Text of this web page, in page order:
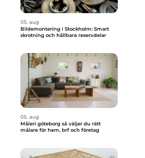
05. aug
Bildemontering i Stockholm: Smart
skrotning och hållbara reservdelar
05. aug
Måleri göteborg så väljer du rätt
målare för hem, brf och företag